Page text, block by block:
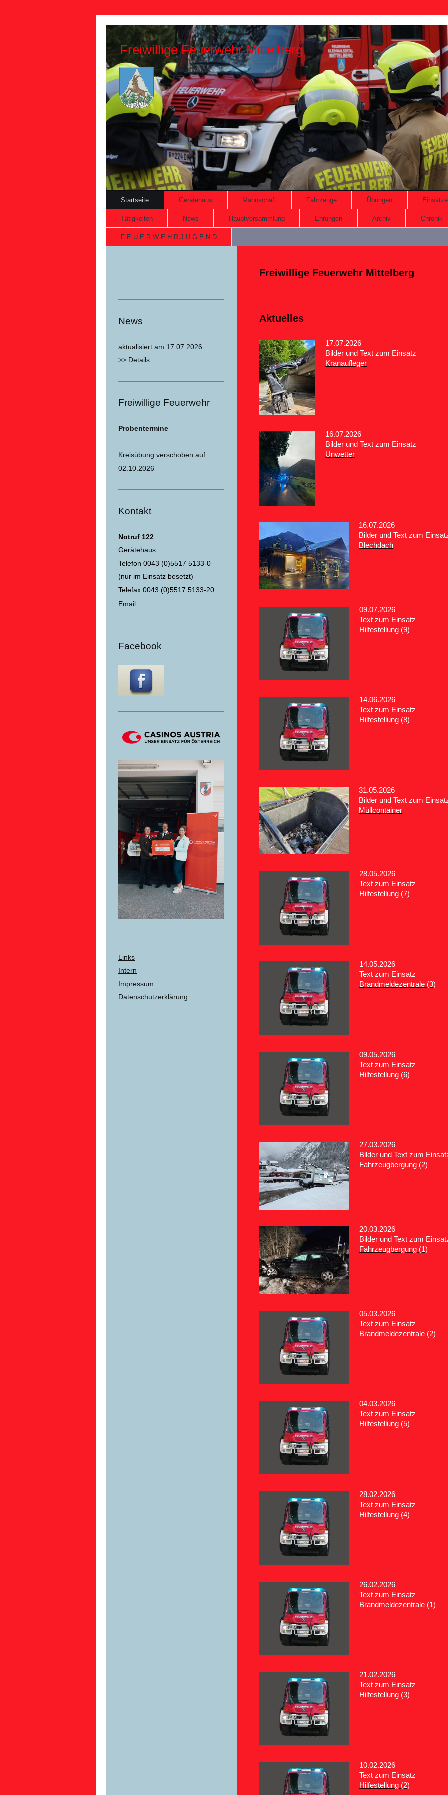
Freiwillige Feuerwehr Mittelberg
Startseite Gerätehaus Mannschaft Fahrzeuge Übungen Einsätze
Tätigkeiten News Hauptversammlung Ehrungen Archiv Chronik
F E U E R W E H R J U G E N D
Freiwillige Feuerwehr Mittelberg
Aktuelles
17.07.2026
Bilder und Text zum Einsatz
Kranaufleger
16.07.2026
Bilder und Text zum Einsatz
Unwetter
16.07.2026
Bilder und Text zum
Blechdach
09.07.2026
Text zum Einsatz
Hilfestellung (9)
14.06.2026
Text zum Einsatz
Hilfestellung (8)
31.05.2026
Bilder und Text zum
Müllcontainer
28.05.2026
Text zum Einsatz
Hilfestellung (7)
14.05.2026
Text zum Einsatz
Brandmeldezentrale (3)
09.05.2026
Text zum Einsatz
Hilfestellung (6)
27.03.2026
Bilder und Text zum
Fahrzeugbergung (2)
20.03.2026
Bilder und Text zum
Fahrzeugbergung (1)
05.03.2026
Text zum Einsatz
Brandmeldezentrale (2)
04.03.2026
Text zum Einsatz
Hilfestellung (5)
28.02.2026
Text zum Einsatz
Hilfestellung (4)
26.02.2026
Text zum Einsatz
Brandmeldezentrale (1)
21.02.2026
Text zum Einsatz
Hilfestellung (3)
10.02.2026
Text zum Einsatz
Hilfestellung (2)
News
aktualisiert am 17.07.2026
>> Details
Freiwillige Feuerwehr
Probentermine
Kreisübung verschoben auf
02.10.2026
Kontakt
Notruf 122
Gerätehaus
Telefon 0043 (0)5517 5133-0
(nur im Einsatz besetzt)
Telefax 0043 (0)5517 5133-20
Email
Facebook
Links
Intern
Impressum
Datenschutzerklärung